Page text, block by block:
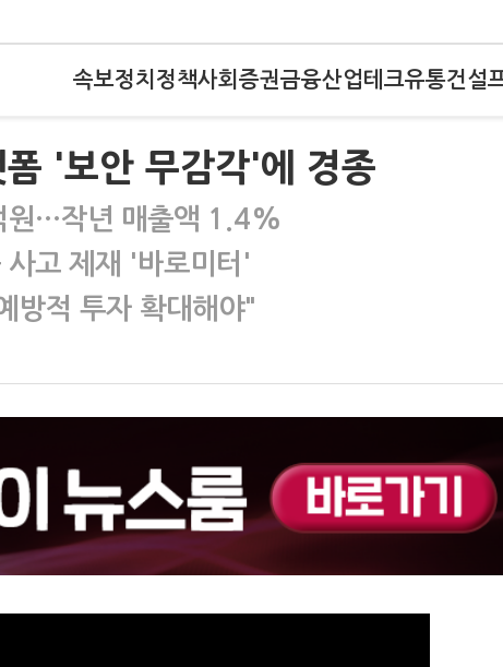
속보정치 정책사회 증권금융산업테크유통건설
'보안 무감각'에 경종
원…작년 매출액 1.4%
사고 제재 '바로미터'
방적 투자 확대해야"